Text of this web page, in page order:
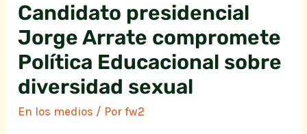
Candidato presidencial
Jorge Arrate compromete
Política Educacional sobre
diversidad sexual
En los medios / Porfw2